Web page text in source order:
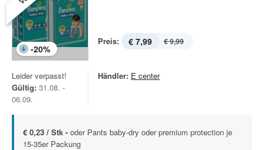
-20%
Preis: € 7,99 € 9,99
Leider verpasst!
Gültig: 31.08. -
06.09.
Händler: E center
€ 0,23 / Stk - oder Pants baby-dry oder premium protection je
15-35er Packung